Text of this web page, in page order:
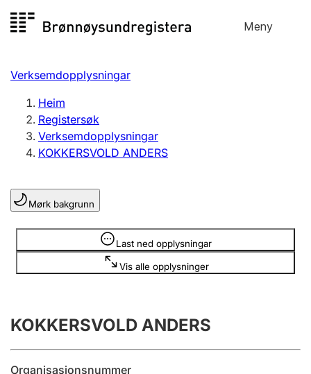
til
Meny
Registersøk
Aksjeselskap
Enkeltpersonføretak
Registrere, endre, slette
Lag og foreining
Registrere, endre, slette
Årsrekneskap
Innsending og forseinkingsgebyr
Verksemdopplysningar
Heim
Registersøk
Verksemdopplysningar
KOKKERSVOLD ANDERS
Mørk bakgrunn
Last ned opplysningar
Vis alle opplysninger
Opplysninger er skjult
KOKKERSVOLD ANDERS
Organisasjonsnummer